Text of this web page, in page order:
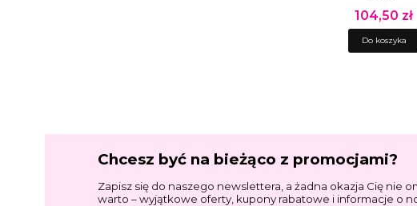
Cena
104,50 zł
Do koszyka
Chcesz być na bieżąco z promocjami?
Zapisz się do naszego newslettera, a żadna okazja Cię nie
warto – wyjątkowe oferty, kupony rabatowe i informacje o